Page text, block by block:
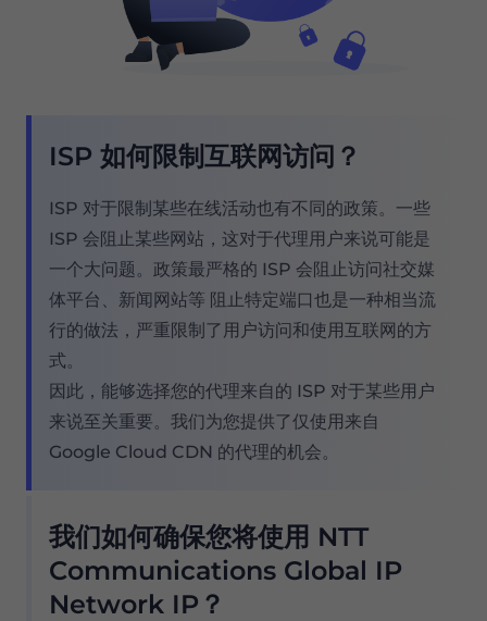
ISP 如何限制互联网访问？
ISP 对于限制某些在线活动也有不同的政策。一些
ISP 会阻止某些网站，这对于代理用户来说可能是
一个大问题。政策最严格的 ISP 会阻止访问社交媒
体平台、新闻网站等 阻止特定端口也是一种相当流
行的做法，严重限制了用户访问和使用互联网的方
式。
因此，能够选择您的代理来自的 ISP 对于某些用户
来说至关重要。我们为您提供了仅使用来自
Google Cloud CDN 的代理的机会。
我们如何确保您将使用 NTT
Communications Global IP
Network IP？